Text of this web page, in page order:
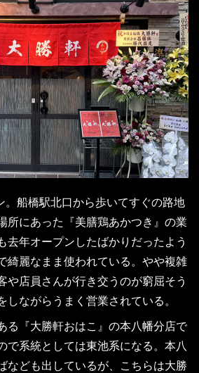
船橋駅北口から歩いてすぐの路地
所にあった『美膳鶏あかつき』の業
去年オープンしたばかりだったよう
綺麗なまま使われている。やや複雑
や店員さんが行き交うのが窮屈そう
ながらうまく営業されている。
る『大勝軒おはこ』の本八幡分店で
で系統としては東池系になる。本八
なども出しているが、こちらは大勝